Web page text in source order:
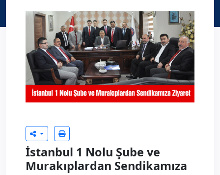
İstanbul 1 Nolu Şube ve
Murakıplardan Sendikamıza